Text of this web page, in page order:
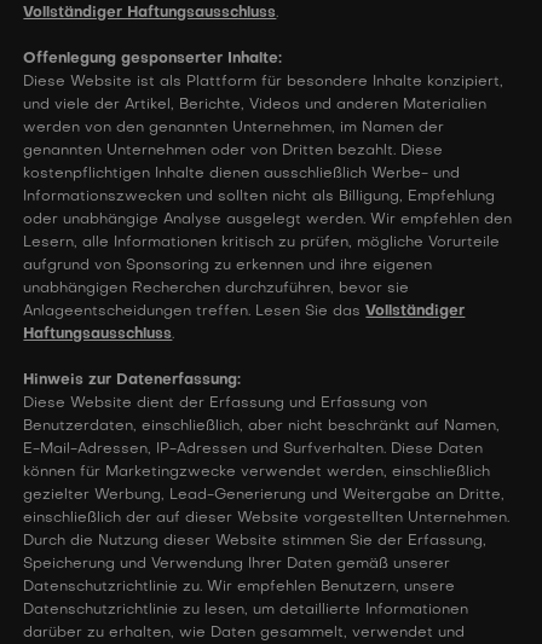
Vollständiger Haftungsausschluss.
Offenlegung gesponserter Inhalte:
Diese Website ist als Plattform für besondere Inhalte konzipiert,
und viele der Artikel, Berichte, Videos und anderen Materialien
werden von den genannten Unternehmen, im Namen der
genannten Unternehmen oder von Dritten bezahlt. Diese
kostenpflichtigen Inhalte dienen ausschließlich Werbe- und
Informationszwecken und sollten nicht als Billigung, Empfehlung
oder unabhängige Analyse ausgelegt werden. Wir empfehlen den
Lesern, alle Informationen kritisch zu prüfen, mögliche Vorurteile
aufgrund von Sponsoring zu erkennen und ihre eigenen
unabhängigen Recherchen durchzuführen, bevor sie
Anlageentscheidungen treffen. Lesen Sie dasVollständiger
Haftungsausschluss.
Hinweis zur Datenerfassung:
Diese Website dient der Erfassung und Erfassung von
Benutzerdaten, einschließlich, aber nicht beschränkt auf Namen,
E-Mail-Adressen, IP-Adressen und Surfverhalten. Diese Daten
können für Marketingzwecke verwendet werden, einschließlich
gezielter Werbung, Lead-Generierung und Weitergabe an Dritte,
einschließlich der auf dieser Website vorgestellten Unternehmen.
Durch die Nutzung dieser Website stimmen Sie der Erfassung,
Speicherung und Verwendung Ihrer Daten gemäß unserer
Datenschutzrichtlinie zu. Wir empfehlen Benutzern, unsere
Datenschutzrichtlinie zu lesen, um detaillierte Informationen
darüber zu erhalten, wie Daten gesammelt, verwendet und